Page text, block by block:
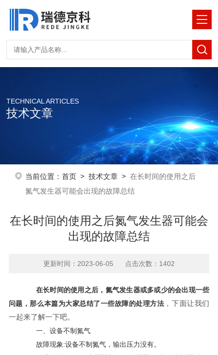
TECHNICAL ARTICLES
技术文章
当前位置： 首页> 技术文章> 在长时间的使用之后
氮气发生器可能会出现的故障总结
在长时间的使用之后氮气发生器可能会
出现的故障总结
更新时间：2023-06-05 点击次数：1402
在长时间的使用之后，氮气发生器或多或少的会出现一些
问题，那么本篇为大家总结了一些故障的处理方法 ，下面让我们
一起来了解一下吧。
一、设备不制氮气
故障现象:设备不制氮气，输出压力没有。